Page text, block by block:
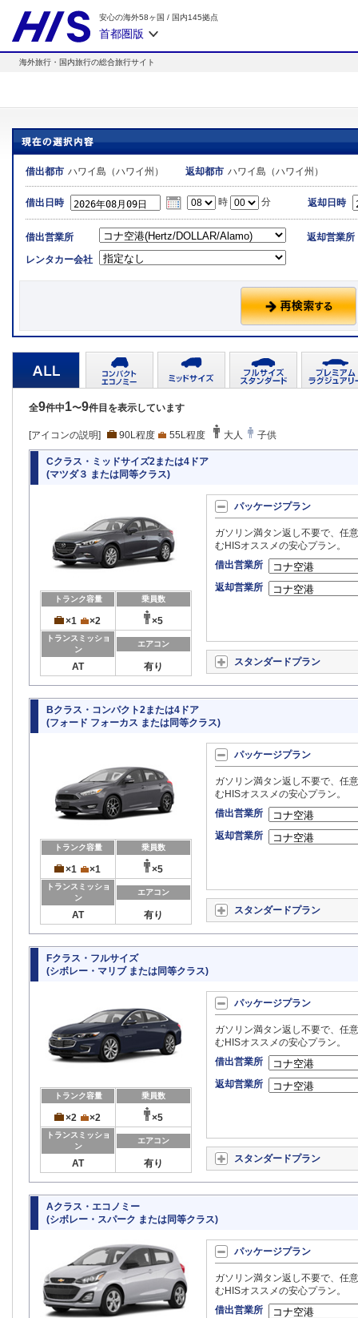
安心の海外58ヶ国 / 国内145拠点
首都圏版
海外旅行・国内旅行の総合旅行サイト
借出都市 ハワイ島（ハワイ州） 返却都市 ハワイ島（ハワイ州）
借出日時 時 分 返却日時
借出営業所
レンタカー会社
返却営業所
全9件中1〜9件目を表示しています
[アイコンの説明] 90L程度 55L程度 大人 子供
Cクラス・ミッドサイズ2または4ドア
(マツダ３ または同等クラス)
トランク容量 乗員数
×1 ×2 ×5
トランスミッショ
ン
エアコン
AT 有り
パッケージプラン
ガソリン満タン返し不要で、任
むHISオススメの安心プラン。
借出営業所
返却営業所
スタンダードプラン
Bクラス・コンパクト2または4ドア
(フォード フォーカス または同等クラス)
トランク容量 乗員数
×1 ×1 ×5
トランスミッショ
ン
エアコン
AT 有り
パッケージプラン
ガソリン満タン返し不要で、任
むHISオススメの安心プラン。
借出営業所
返却営業所
スタンダードプラン
Fクラス・フルサイズ
(シボレー・マリブ または同等クラス)
トランク容量 乗員数
×2 ×2 ×5
トランスミッショ
ン
エアコン
AT 有り
パッケージプラン
ガソリン満タン返し不要で、任
むHISオススメの安心プラン。
借出営業所
返却営業所
スタンダードプラン
Aクラス・エコノミー
(シボレー・スパーク または同等クラス)
パッケージプラン
ガソリン満タン返し不要で、任
むHISオススメの安心プラン。
借出営業所